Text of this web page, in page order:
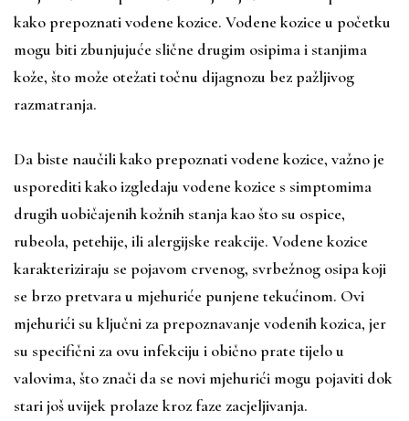
kako prepoznati vodene kozice. Vodene kozice u početku
mogu biti zbunjujuće slične drugim osipima i stanjima
kože, što može otežati točnu dijagnozu bez pažljivog
razmatranja.
Da biste naučili kako prepoznati vodene kozice, važno je
usporediti kako izgledaju vodene kozice s simptomima
drugih uobičajenih kožnih stanja kao što su ospice,
rubeola, petehije, ili alergijske reakcije. Vodene kozice
karakteriziraju se pojavom crvenog, svrbežnog osipa koji
se brzo pretvara u mjehuriće punjene tekućinom. Ovi
mjehurići su ključni za prepoznavanje vodenih kozica, jer
su specifični za ovu infekciju i obično prate tijelo u
valovima, što znači da se novi mjehurići mogu pojaviti dok
stari još uvijek prolaze kroz faze zacjeljivanja.